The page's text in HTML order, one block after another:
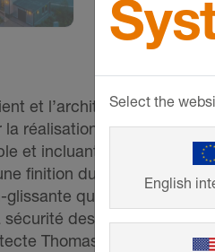
et l’architecte ont choisi
réalisation des escaliers.
et incluant une surface
finition durable des nez de
qui contribue,
des clients, même
Thomas Ladehoff.
Select the
English